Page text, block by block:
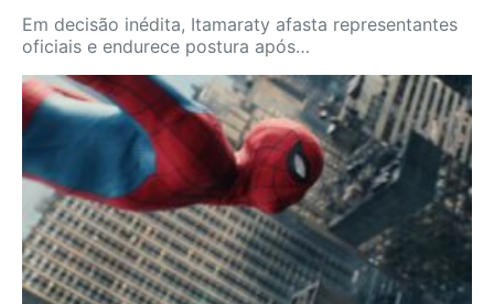
Em decisão inédita, Itamaraty afasta representantes
oficiais e endurece postura após…